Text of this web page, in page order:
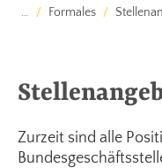
… Formales
Zurzeit sind alle